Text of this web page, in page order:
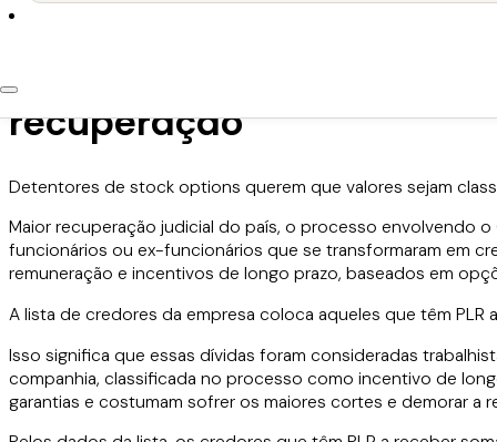
10 de outubro de 2019
Executivos da Odebrecht
recuperação
Detentores de stock options querem que valores sejam
Maior recuperação judicial do país, o processo envolvendo
funcionários ou ex-funcionários que se transformaram em
remuneração e incentivos de longo prazo, baseados em
A lista de credores da empresa coloca aqueles que têm PLR
Isso significa que essas dívidas foram consideradas
companhia, classificada no processo como incentivo de
garantias e costumam sofrer os maiores cortes e demorar a